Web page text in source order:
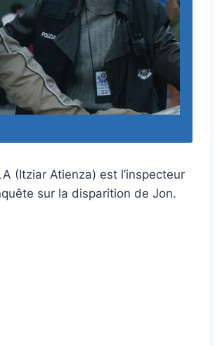
(Itziar Atienza) est l’inspecteur
sur la disparition de Jon.